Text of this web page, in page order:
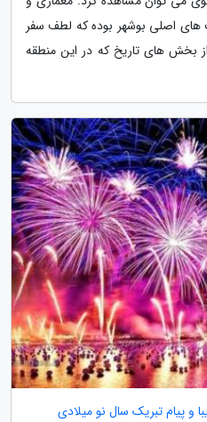
های اصلی بوشهر بوده که لطف سفر
بخش های تاریخ که در این منطقه
و پیام تبریک سال نو میلادی